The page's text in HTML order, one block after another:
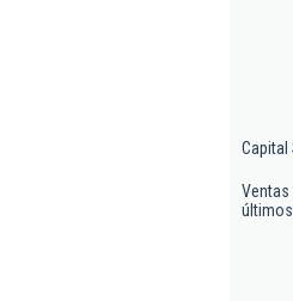
Capital
Ventas